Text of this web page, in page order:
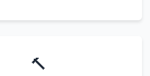
🔨